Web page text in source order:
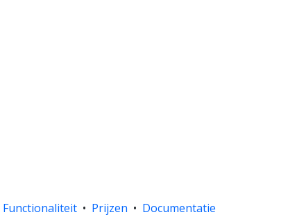
Functionaliteit • Prijzen • Documentatie